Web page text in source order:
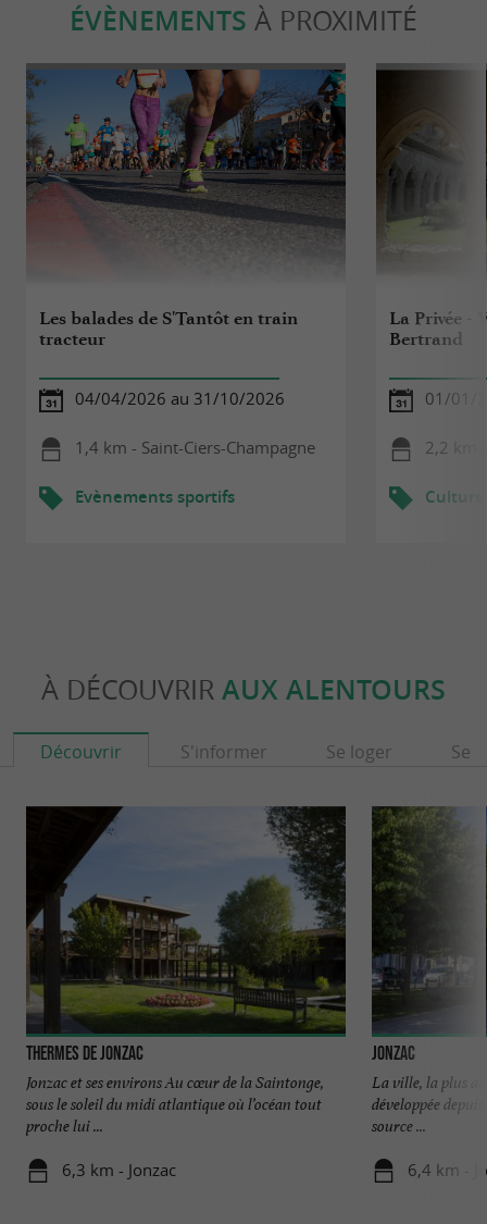
ÉVÈNEMENTS À PROXIMITÉ
Les balades de S'Tantôt en train
tracteur
04/04/2026 au 31/10/2026
1,4 km - Saint-Ciers-Champagne
Evènements sportifs
La Privée -
Bertrand
01/01/
2,2 km
Culture
À DÉCOUVRIR AUX ALENTOURS
Découvrir S'informer Se loger Se
Thermes de Jonzac
Jonzac et ses environs Au cœur de la Saintonge,
sous le soleil du midi atlantique où l’océan tout
proche lui ...
6,3 km - Jonzac
Jonzac
La ville, la plus
développée
source ...
6,4 km -